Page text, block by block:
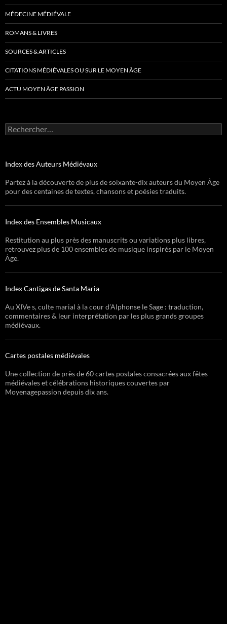
MÉDECINE MÉDIÉVALE
ROMANS & LIVRES
SOURCES & ARTICLES
CITATIONS MÉDIÉVALES OU SUR LE MOYEN ÂGE
ACTU MOYEN ÂGE PASSION
Rechercher :
Index des Auteurs Médiévaux
Partez à la découverte de plus de soixante-dix auteurs du Moyen Âge
pour des centaines de textes, chansons et poésies traduits.
Index des Ensembles Musicaux
Restitution au plus près des manuscrits ou variations plus libres,
retrouvez plus de 100 ensembles de musique inspirés par le Moyen
Âge.
Index Cantigas de Santa Maria
Au XIVe s, culte marial à la cour d’Alphonse le Sage : traduction,
commentaires & leur interprétation par les plus grands groupes
médiévaux.
Cartes postales médiévales
Une collection de près de 60 cartes postales consacrées aux fêtes
médiévales et célébrations historiques couvertes par
Moyenagepassion depuis dix ans.